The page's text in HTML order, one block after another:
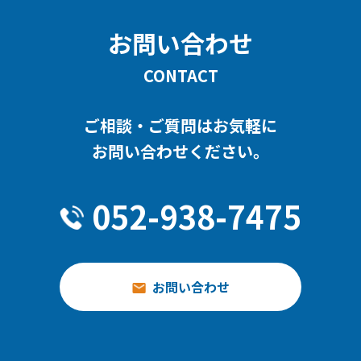
お問い合わせ
CONTACT
ご相談・ご質問はお気軽に
お問い合わせください。
052-938-7475
お問い合わせ